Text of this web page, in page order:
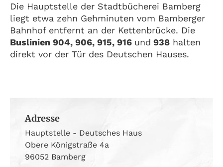
Die Hauptstelle der Stadtbücherei Bamberg
liegt etwa zehn Gehminuten vom Bamberger
Bahnhof entfernt an der Kettenbrücke. Die
Buslinien 904, 906, 915, 916 und 938 halten
direkt vor der Tür des Deutschen Hauses.
Adresse
Hauptstelle - Deutsches Haus
Obere Königstraße 4a
96052 Bamberg